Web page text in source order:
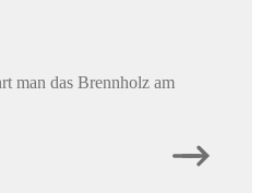
man das Brennholz am